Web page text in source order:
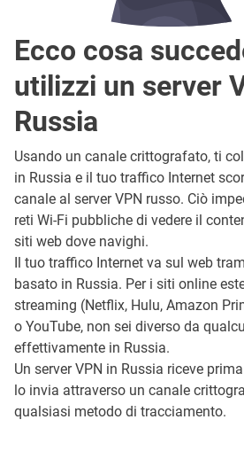
Ecco cosa
utilizzi un server
Russia
Usando un canale crittografato, ti
in Russia e il tuo traffico Internet
canale al server VPN russo. Ciò
reti Wi-Fi pubbliche di vedere il
siti web dove navighi.
Il tuo traffico Internet va sul web
basato in Russia. Per i siti online
streaming (Netflix, Hulu, Amazon
o YouTube, non sei diverso da
effettivamente in Russia.
Un server VPN in Russia riceve
lo invia attraverso un canale
qualsiasi metodo di tracciamento.